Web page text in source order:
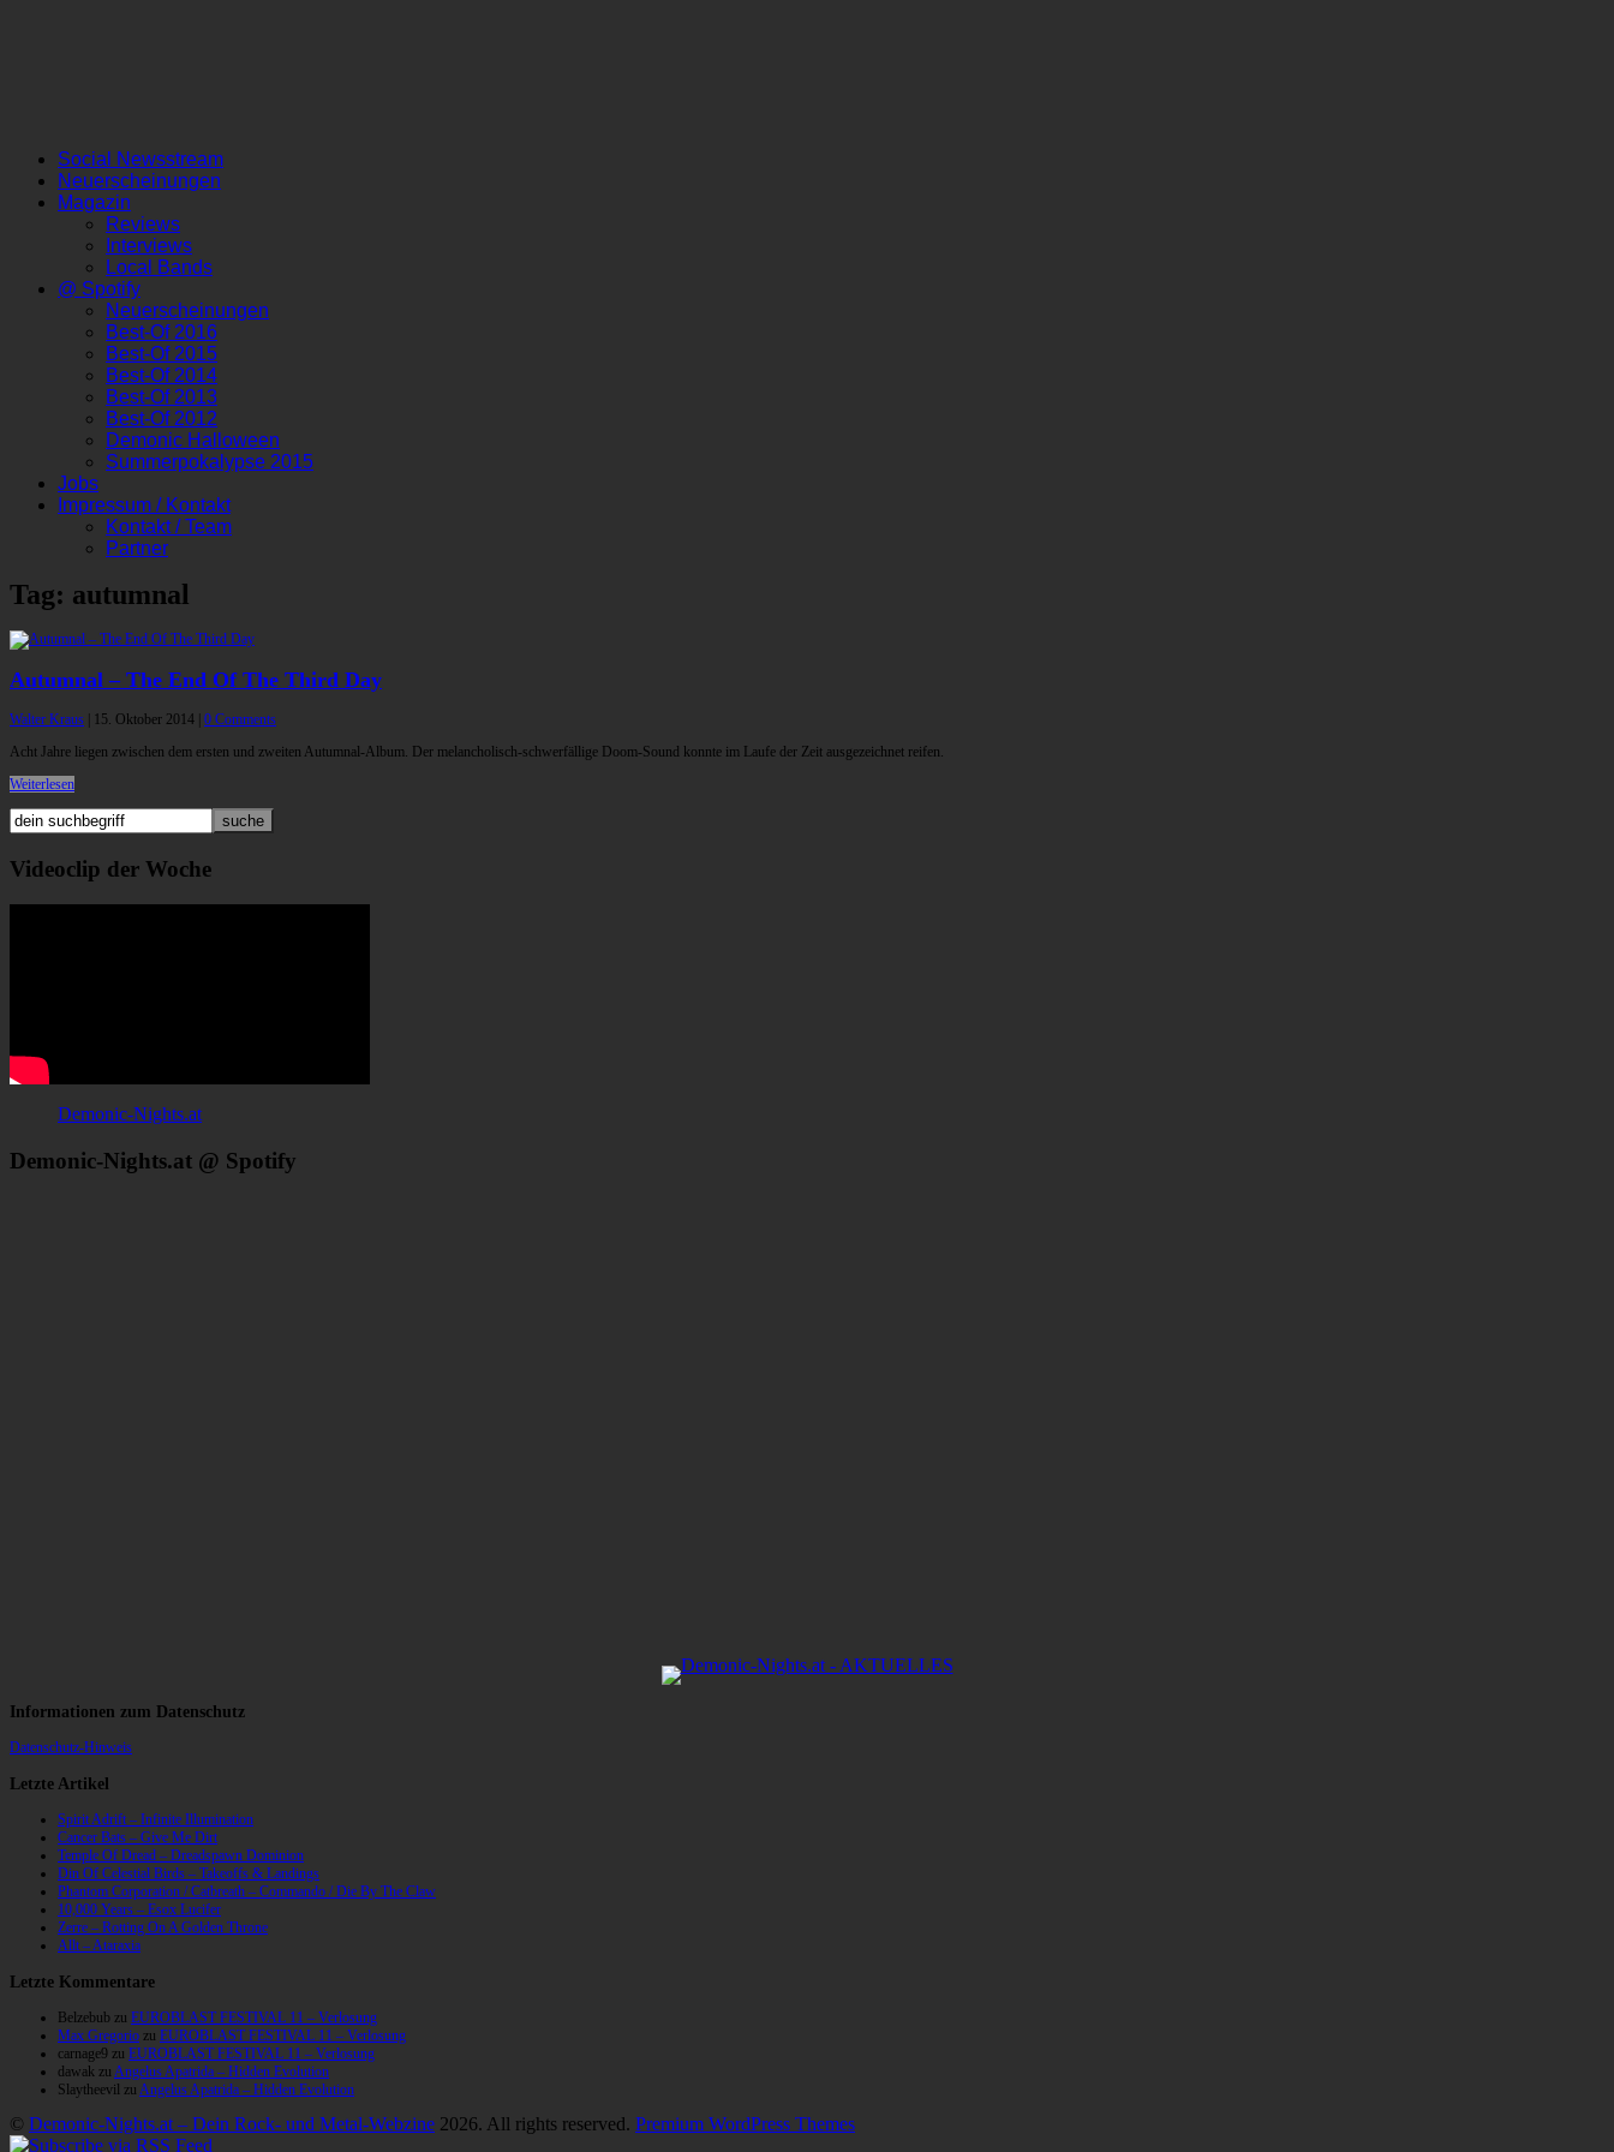
Social Newsstream
Neuerscheinungen
Magazin
Reviews
Interviews
Local Bands
@ Spotify
Neuerscheinungen
Best-Of 2016
Best-Of 2015
Best-Of 2014
Best-Of 2013
Best-Of 2012
Demonic Halloween
Summerpokalypse 2015
Jobs
Impressum / Kontakt
Kontakt / Team
Partner
Tag: autumnal
Autumnal – The End Of The Third Day
Walter Kraus 15. Oktober 2014 0 Comments
Acht Jahre liegen zwischen dem ersten und zweiten Autumnal-Album. Der melancholisch-schwerfällige Doom-Sound konnte im Laufe der Zeit ausgezeichnet reifen.
Weiterlesen
Videoclip der Woche
Demonic-Nights.at
Demonic-Nights.at @ Spotify
Informationen zum Datenschutz
Datenschutz-Hinweis
Letzte Artikel
Spirit Adrift – Infinite Illumination
Cancer Bats – Give Me Dirt
Temple Of Dread – Dreadspawn Dominion
Din Of Celestial Birds – Takeoffs & Landings
Phantom Corporation / Catbreath – Commando / Die By The Claw
10,000 Years – Esox Lucifer
Zerre – Rotting On A Golden Throne
Allt – Ataraxia
Letzte Kommentare
Belzebub zu EUROBLAST FESTIVAL 11 – Verlosung
Max Gregorio zu EUROBLAST FESTIVAL 11 – Verlosung
carnage9 zu EUROBLAST FESTIVAL 11 – Verlosung
dawak zu Angelus Apatrida – Hidden Evolution
Slaytheevil zu Angelus Apatrida – Hidden Evolution
© Demonic-Nights.at – Dein Rock- und Metal-Webzine 2026. All rights reserved. Premium WordPress Themes